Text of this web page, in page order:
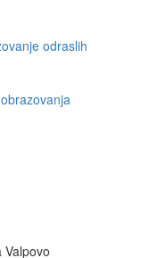
odraslih